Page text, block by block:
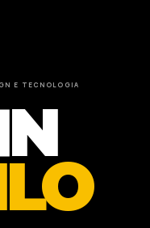
E TECNOLOGIA